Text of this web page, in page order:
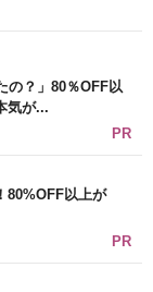
の？」80％OFF以
気が...
PR
80%OFF以上が
PR